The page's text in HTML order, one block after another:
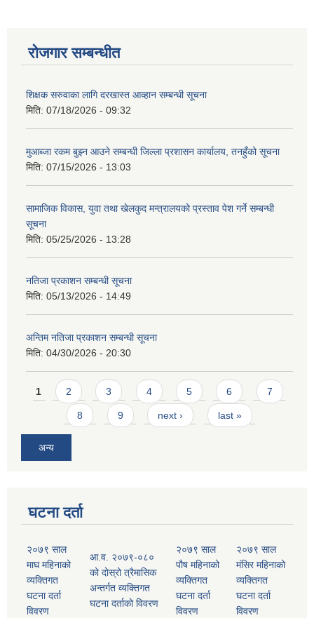
रोजगार सम्बन्धीत
शिक्षक सरुवाका लागि दरखास्त आव्हान सम्बन्धी सूचना
मिति: 07/18/2026 - 09:32
मुआब्जा रकम बुझ्न आउने सम्बन्धी जिल्ला प्रशासन कार्यालय, तनहुँको सूचना
मिति: 07/15/2026 - 13:03
सामाजिक विकास, युवा तथा खेलकुद मन्त्रालयको प्रस्ताव पेश गर्ने सम्बन्धी
सूचना
मिति: 05/25/2026 - 13:28
नतिजा प्रकाशन सम्बन्धी सूचना
मिति: 05/13/2026 - 14:49
अन्तिम नतिजा प्रकाशन सम्बन्धी सूचना
मिति: 04/30/2026 - 20:30
Pages
1 2 3 4 5 6 7
8 9 next › last »
अन्य
घटना दर्ता
२०७९ साल
माघ महिनाको
व्यक्तिगत
घटना दर्ता
विवरण
आ.व. २०७९-०८०
को दोस्रो त्रैमासिक
अन्तर्गत व्यक्तिगत
घटना दर्ताको विवरण
२०७९ साल
पौष महिनाको
व्यक्तिगत
घटना दर्ता
विवरण
२०७९ साल
मंसिर महिनाको
व्यक्तिगत
घटना दर्ता
विवरण